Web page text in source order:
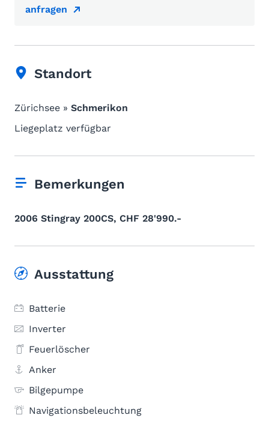
anfragen
Standort
Zürichsee » Schmerikon
Liegeplatz verfügbar
Bemerkungen
2006 Stingray 200CS, CHF 28'990.-
Ausstattung
Batterie
Inverter
Feuerlöscher
Anker
Bilgepumpe
Navigationsbeleuchtung